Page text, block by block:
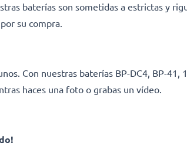
baterías son sometidas a estrictas y
su compra.
Con nuestras baterías BP-DC4, BP-41,
haces una foto o grabas un vídeo.